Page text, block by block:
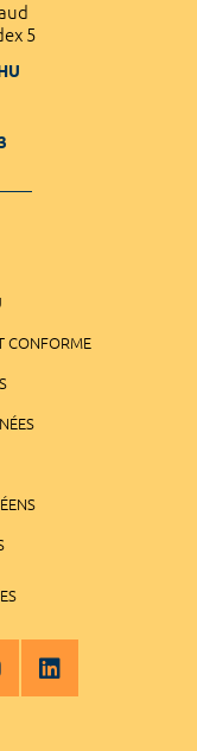
5
CONFORME